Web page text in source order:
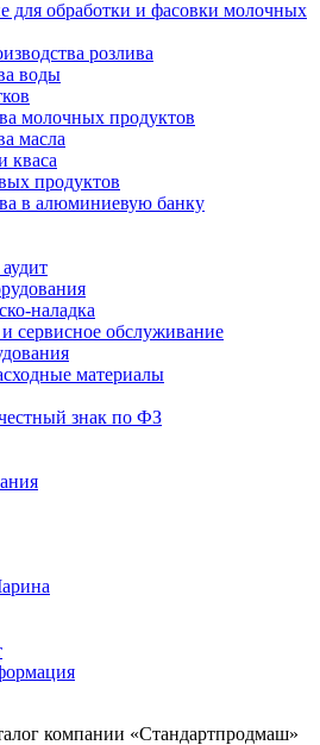
для обработки и фасовки молочных
розлива
воды
молочных продуктов
масла
кваса
продуктов
в алюминиевую банку
наладка
сервисное обслуживание
материалы
знак по ФЗ
компании «Стандартпродмаш»